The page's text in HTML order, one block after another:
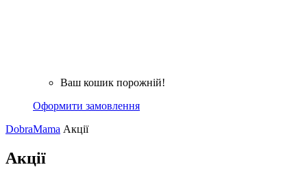
Ваш кошик порожній!
Оформити замовлення
DobraMama Акції
Акції